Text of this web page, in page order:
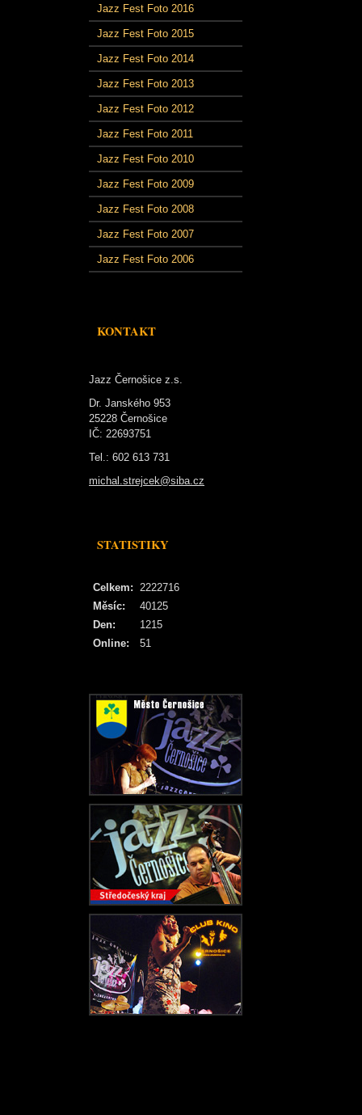
Jazz Fest Foto 2016
Jazz Fest Foto 2015
Jazz Fest Foto 2014
Jazz Fest Foto 2013
Jazz Fest Foto 2012
Jazz Fest Foto 2011
Jazz Fest Foto 2010
Jazz Fest Foto 2009
Jazz Fest Foto 2008
Jazz Fest Foto 2007
Jazz Fest Foto 2006
KONTAKT
Jazz Černošice z.s.
Dr. Janského 953
25228 Černošice
IČ: 22693751
Tel.: 602 613 731
michal.strejcek@siba.cz
STATISTIKY
Online: 51
Celkem: 2222716
Měsíc:
40125
Den:
1215